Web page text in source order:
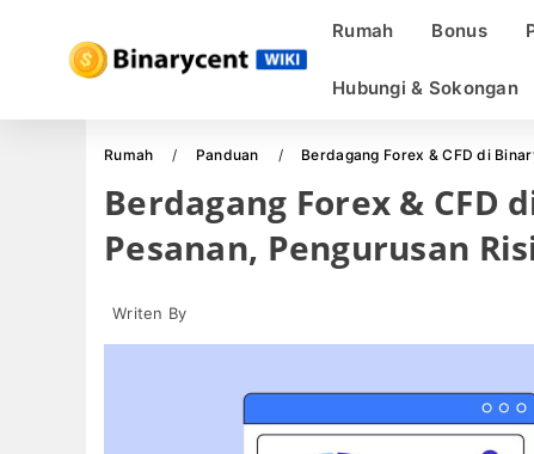
Rumah Bonus
Hubungi & Sokongan
Rumah Panduan Berdagang Forex & CFD di
Berdagang Forex &
Pesanan, Pengurusan
Writen By